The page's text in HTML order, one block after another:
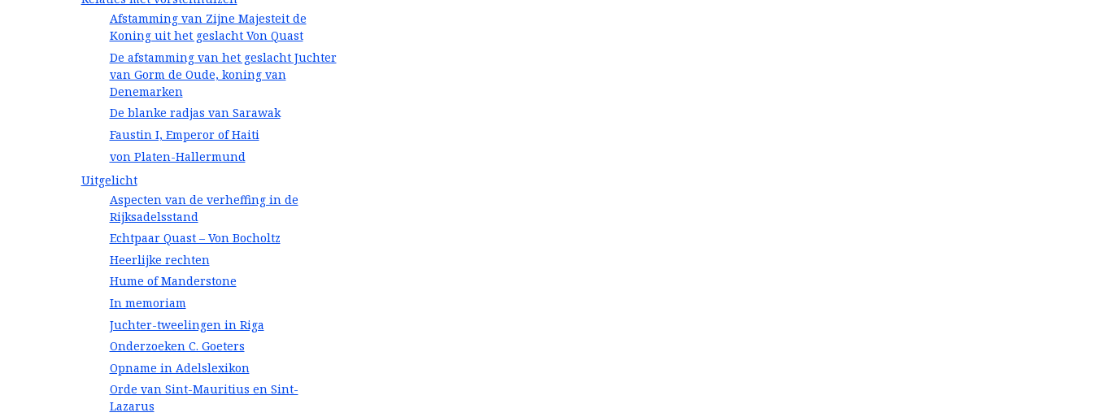
Afstamming van Zijne Majesteit de
Koning uit het geslacht Von Quast
De afstamming van het geslacht Juchter
van Gorm de Oude, koning van
Denemarken
De blanke radjas van Sarawak
Faustin I, Emperor of Haiti
von Platen-Hallermund
Uitgelicht
Aspecten van de verheffing in de
Rijksadelsstand
Echtpaar Quast – Von Bocholtz
Heerlijke rechten
Hume of Manderstone
In memoriam
Juchter-tweelingen in Riga
Onderzoeken C. Goeters
Opname in Adelslexikon
Orde van Sint-Mauritius en Sint-
Lazarus